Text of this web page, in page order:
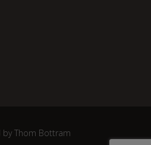
by Thom Bottram